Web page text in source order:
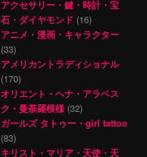
アクセサリー・鍵・時計・宝
石・ダイヤモンド (16)
アニメ・漫画・キャラクター
(33)
アメリカントラディショナル
(170)
オリエント・ヘナ・アラベス
ク・曼荼羅模様 (32)
ガールズ タトゥー・girl tattoo
(83)
キリスト・マリア・天使・天